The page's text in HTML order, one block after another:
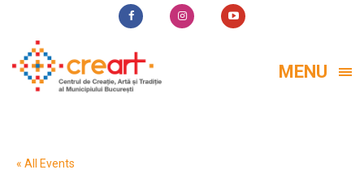
MENU
« All Events